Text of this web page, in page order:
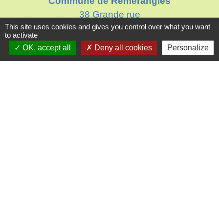
38 Grande rue
60510 Rémérangles - FRANCE
+33 3 44 78 02 11
This site uses cookies and gives you control over what you want
to activate
OK, accept all
Deny all cookies Personalize